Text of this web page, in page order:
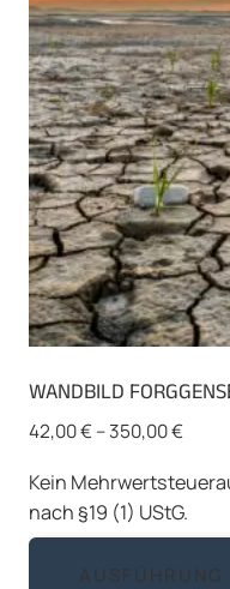
WANDBILD
42,00€–350,00€
Kein
nach §19 (1) UStG.
AUSFÜHRUNG